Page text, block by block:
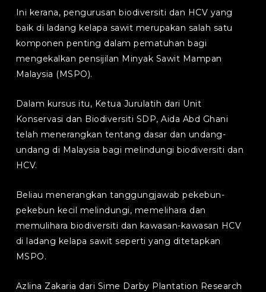
Ini kerana, pengurusan biodiversiti dan HCV yang
baik di ladang kelapa sawit merupakan salah satu
komponen penting dalam pematuhan bagi
mengekalkan pensijilan Minyak Sawit Mampan
Malaysia (MSPO).
Dalam kursus itu, Ketua Jurulatih dari Unit
Konservasi dan Biodiversiti SDP, Aida Abd Ghani
telah menerangkan tentang dasar dan undang-
undang di Malaysia bagi melindungi biodiversiti dan
HCV.
Beliau menerangkan tanggungjawab pekebun-
pekebun kecil melindungi, memelihara dan
memulihara biodiversiti dan kawasan-kawasan HCV
di ladang kelapa sawit seperti yang ditetapkan
MSPO.
Azlina Zakaria dari Sime Darby Plantation Research